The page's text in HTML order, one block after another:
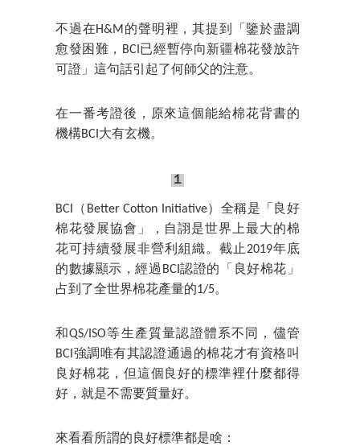
不過在H&M的聲明裡，其提到「鑒於盡調
愈發困難，BCI已經暫停向新疆棉花發放許
可證」這句話引起了何師父的注意。
在一番考證後，原來這個能給棉花背書的
機構BCI大有玄機。
１
BCI（Better Cotton Initiative）全稱是「良好
棉花發展協會」，自詡是世界上最大的棉
花可持續發展非營利組織。截止2019年底
的數據顯示，經過BCI認證的「良好棉花」
占到了全世界棉花產量的1/5。
和QS/ISO等生產質量認證體系不同，儘管
BCI強調唯有其認證通過的棉花才有資格叫
良好棉花，但這個良好的標準裡什麼都得
好，就是不需要質量好。
來看看所謂的良好標準都是啥：